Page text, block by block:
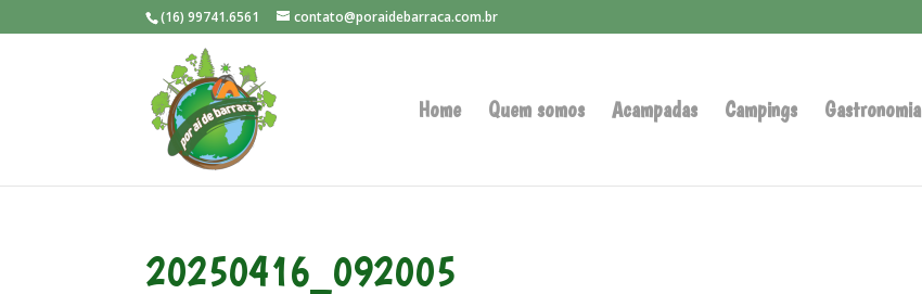
(16) 99741.6561 contato@poraidebarraca.com.br
Home Quem somos Acampadas Campings Gastronomia
20250416_092005